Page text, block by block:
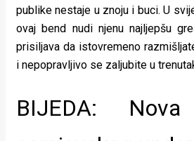
publike nestaje u znoju i buci. U
ovaj bend nudi njenu najljepšu
prisiljava da istovremeno
i nepopravljivo se zaljubite u
BIJEDA: